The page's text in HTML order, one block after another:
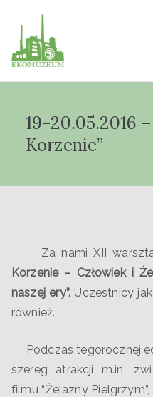
19-20.05.2016
Korzenie”
Za nami XII
Korzenie – Człowiek i
naszej ery”. Uczestnicy
również.
Podczas tegorocznej
szereg atrakcji m.in.
filmu “Żelazny